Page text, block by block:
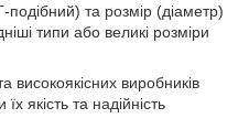
та розмір (діаметр)
типи або великі розміри
високоякісних виробників
якість та надійність